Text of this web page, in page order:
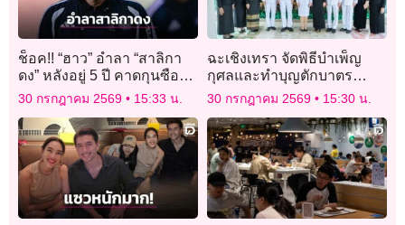
ช็อค!! “ฮาว” อำลา “สาลิกา
ดง” หลังอยู่ 5 ปี คาดกุนซือ
หนุ่มไฟแรงของ “อัล-อาห์ลี”
จะเข้ารับงานแทน
30 กรกฎาคม 2569 15:33 น.
ฉะเชิงเทรา จัดพิธีบำเพ็ญ
กุศลและทำบุญตักบาตร
วาระครบ 50 วัน (ปัญญาสม
30 กรกฎาคม 2569 15:30 น.